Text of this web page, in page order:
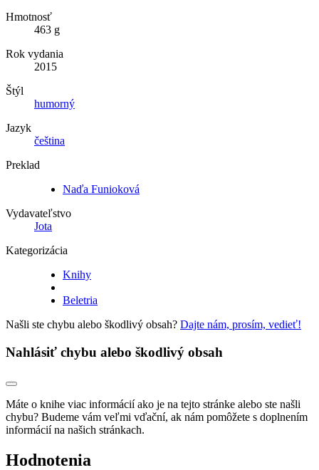
Hmotnosť
463 g
Rok vydania
2015
Štýl
humorný
Jazyk
čeština
Preklad
Naďa Funioková
Vydavateľstvo
Jota
Kategorizácia
Knihy
Beletria
Našli ste chybu alebo škodlivý obsah? Dajte nám, prosím, vedieť!
Nahlásiť chybu alebo škodlivý obsah
Máte o knihe viac informácií ako je na tejto stránke alebo ste našli
chybu? Budeme vám veľmi vďační, ak nám pomôžete s doplnením
informácií na našich stránkach.
Hodnotenia